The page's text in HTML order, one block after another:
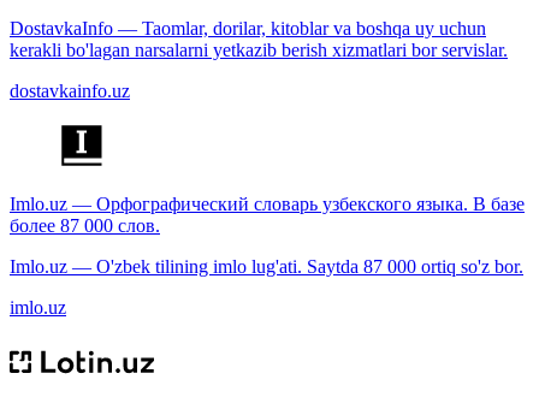
DostavkaInfo — Taomlar, dorilar, kitoblar va boshqa uy uchun
kerakli bo'lagan narsalarni yetkazib berish xizmatlari bor servislar.
dostavkainfo.uz
Imlo.uz — Орфографический словарь узбекского языка. В базе
более 87 000 слов.
Imlo.uz — O'zbek tilining imlo lug'ati. Saytda 87 000 ortiq so'z bor.
imlo.uz